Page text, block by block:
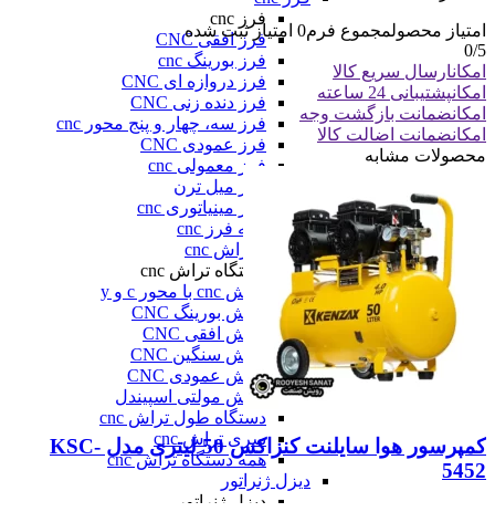
فرز cnc
فرز افقی CNC
فرز بورینگ cnc
فرز دروازه ای CNC
فرز دنده زنی CNC
فرز سه، چهار و پنج محور cnc
فرز عمودی CNC
فرز معمولی cnc
فرز میل ترن
فرز مینیاتوری cnc
همه فرز cnc
دستگاه تراش cnc
دستگاه تراش cnc
تراش cnc با محور c و y
تراش بورینگ CNC
تراش افقی CNC
تراش سنگین CNC
تراش عمودی CNC
تراش مولتی اسپیندل
دستگاه طول تراش cnc
سری تراش cnc
همه دستگاه تراش cnc
دیزل ژنراتور
دیزل ژنراتور
امتیاز محصولمجموع فرم0 امتیاز ثبت شده
0/5
امکانارسال سریع کالا
امکانپشتیبانی 24 ساعته
امکانضمانت بازگشت وجه
امکانضمانت اضالت کالا
محصولات مشابه
کمپرسور هوا سایلنت کنزاکس 50 لیتری مدل KSC-
5452